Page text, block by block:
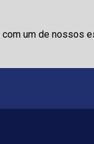
com um de nossos